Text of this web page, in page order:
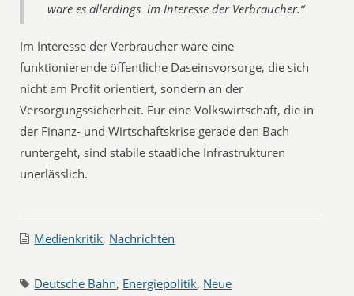
wäre es allerdings  im Interesse der Verbraucher.“
Im Interesse der Verbraucher wäre eine
funktionierende öffentliche Daseinsvorsorge, die sich
nicht am Profit orientiert, sondern an der
Versorgungssicherheit. Für eine Volkswirtschaft, die in
der Finanz- und Wirtschaftskrise gerade den Bach
runtergeht, sind stabile staatliche Infrastrukturen
unerlässlich.
Medienkritik, Nachrichten
Deutsche Bahn, Energiepolitik, Neue